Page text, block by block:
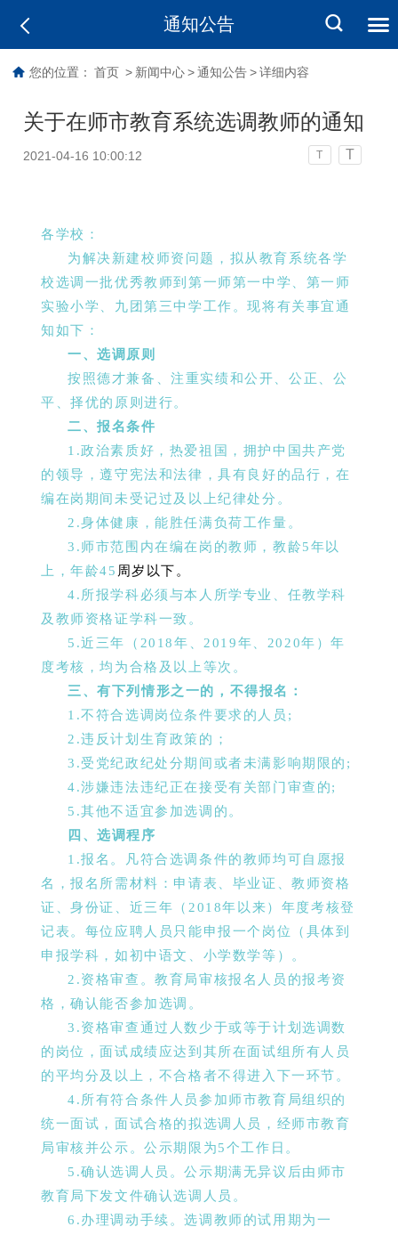
通知公告
您的位置： 首页 > 新闻中心 > 通知公告 > 详细内容
关于在师市教育系统选调教师的通知
2021-04-16 10:00:12 T T
各学校：
为解决新建校师资问题，拟从教育系统各学
校选调一批优秀教师到第一师第一中学、第一师
实验小学、九团第三中学工作。现将有关事宜通
知如下：
一、选调原则
按照德才兼备、注重实绩和公开、公正、公
平、择优的原则进行。
二、报名条件
1.政治素质好，热爱祖国，拥护中国共产党
的领导，遵守宪法和法律，具有良好的品行，在
编在岗期间未受记过及以上纪律处分。
2.身体健康，能胜任满负荷工作量。
3.师市范围内在编在岗的教师，教龄5年以
上，年龄45 周岁以下。
4.所报学科必须与本人所学专业、任教学科
及教师资格证学科一致。
5.近三年（2018年、2019年、2020年）年
度考核，均为合格及以上等次。
三、有下列情形之一的，不得报名：
1.不符合选调岗位条件要求的人员;
2.违反计划生育政策的；
3.受党纪政纪处分期间或者未满影响期限的;
4.涉嫌违法违纪正在接受有关部门审查的;
5.其他不适宜参加选调的。
四、选调程序
1.报名。凡符合选调条件的教师均可自愿报
名，报名所需材料：申请表、毕业证、教师资格
证、身份证、近三年（2018年以来）年度考核登
记表。每位应聘人员只能申报一个岗位（具体到
申报学科，如初中语文、小学数学等）。
2.资格审查。教育局审核报名人员的报考资
格，确认能否参加选调。
3.资格审查通过人数少于或等于计划选调数
的岗位，面试成绩应达到其所在面试组所有人员
的平均分及以上，不合格者不得进入下一环节。
4.所有符合条件人员参加师市教育局组织的
统一面试，面试合格的拟选调人员，经师市教育
局审核并公示。公示期限为5个工作日。
5.确认选调人员。公示期满无异议后由师市
教育局下发文件确认选调人员。
6.办理调动手续。选调教师的试用期为一